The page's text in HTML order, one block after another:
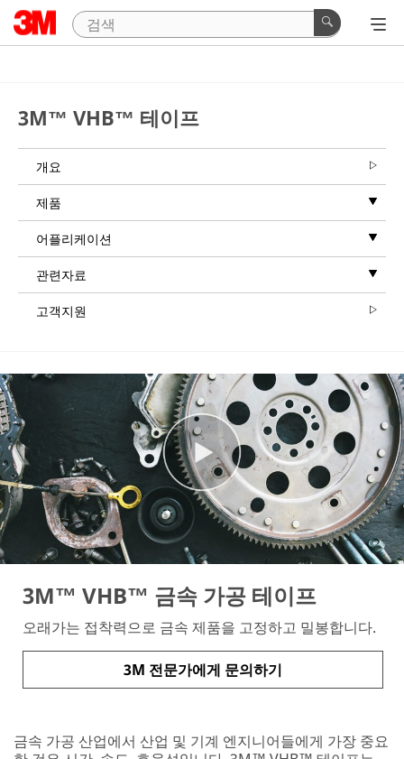
3M™ VHB™ 테이프
개요
제품
어플리케이션
관련자료
고객지원
3M™ VHB™ 금속 가공 테이프
오래가는 접착력으로 금속 제품을 고정하고 밀봉합니다.
3M 전문가에게 문의하기
금속 가공 산업에서 산업 및 기계 엔지니어들에게 가장 중요